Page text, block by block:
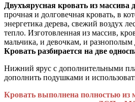
Двухъярусная кровать из массива
прочная и долговечная кровать, в
энергетика дерева, свежий воздух
тепло. Изготовленная из массив,
мальчика, и девочкам, и разнополым
Кровать разбирается на две
Нижний ярус с дополнительными
дополнить подушками и
Кровать выполнена полностью из